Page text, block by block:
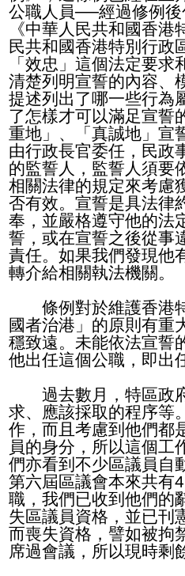
公職人員──經過修例
《中華人民共和國香
民共和國香港特別行政
「效忠」這個法定要
清楚列明宣誓的內容、
提述列出了哪一些行為
了怎樣才可以滿足宣誓
重地」、「真誠地」宣
由行政長官委任，民政
的監誓人，監誓人須要
相關法律的規定來考慮
否有效。宣誓是具法律
奉，並嚴格遵守他的法
誓，或在宣誓之後從事
責任。如果我們發現他
轉介給相關執法機關。
條例對於維護香港特
國者治港」的原則有重
穩致遠。未能依法宣誓
他出任這個公職，即出
過去數月，特區政府
求、應該採取的程序等
作，而且考慮到他們都
員的身分，所以這個工
們亦看到不少區議員自
第六屆區議會本來共有
職，我們已收到他們的
失區議員資格，並已刊
而喪失資格，譬如被拘
席過會議，所以現時剩